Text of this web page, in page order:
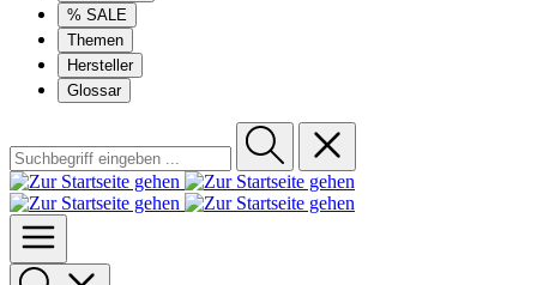
% SALE
Themen
Hersteller
Glossar